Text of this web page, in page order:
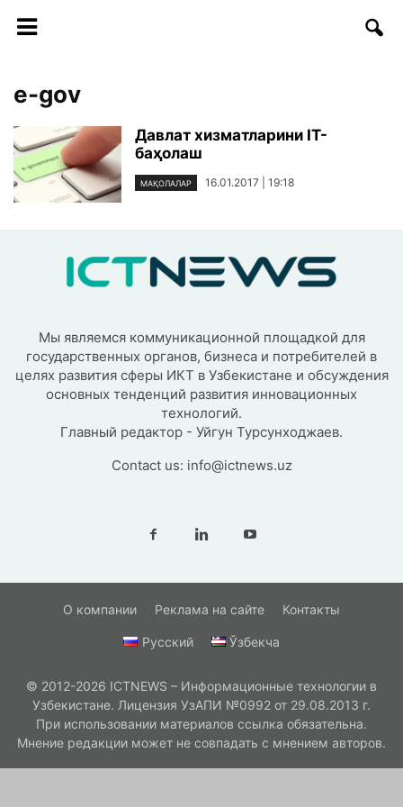
e-gov
Давлат хизматларини IT-
баҳолаш
МАҚОЛАЛАР 16.01.2017 | 19:18
Мы являемся коммуникационной площадкой для
государственных органов, бизнеса и потребителей в
целях развития сферы ИКТ в Узбекистане и обсуждения
основных тенденций развития инновационных
технологий.
Главный редактор - Уйгун Турсунходжаев.
Contact us: info@ictnews.uz
О компании Реклама на сайте Контакты
Русский Ўзбекча
© 2012-2026 ICTNEWS – Информационные технологии в
Узбекистане. Лицензия УзАПИ №0992 от 29.08.2013 г.
При использовании материалов ссылка обязательна.
Мнение редакции может не совпадать с мнением авторов.